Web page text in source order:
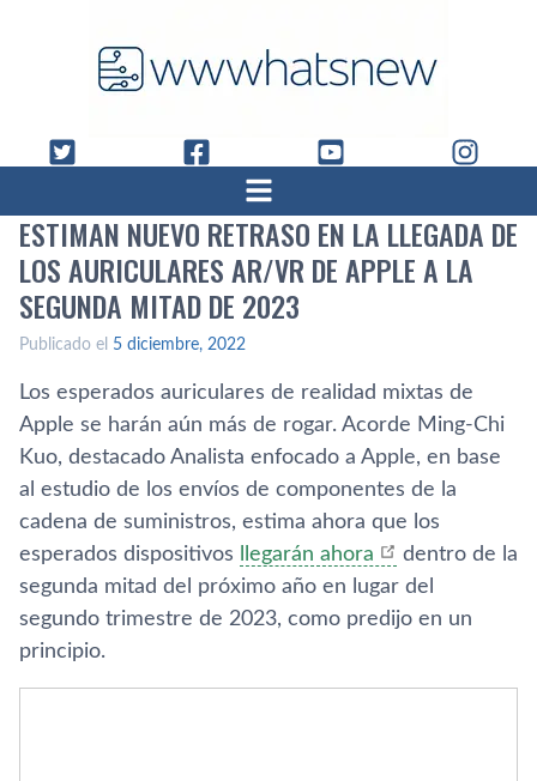
ESTIMAN NUEVO RETRASO EN LA LLEGADA DE
LOS AURICULARES AR/VR DE APPLE A LA
SEGUNDA MITAD DE 2023
Publicado el 5 diciembre, 2022
Los esperados auriculares de realidad mixtas de
Apple se harán aún más de rogar. Acorde Ming-Chi
Kuo, destacado Analista enfocado a Apple, en base
al estudio de los envíos de componentes de la
cadena de suministros, estima ahora que los
esperados dispositivos
llegarán ahora
dentro de la
segunda mitad del próximo año en lugar del
segundo trimestre de 2023, como predijo en un
principio.